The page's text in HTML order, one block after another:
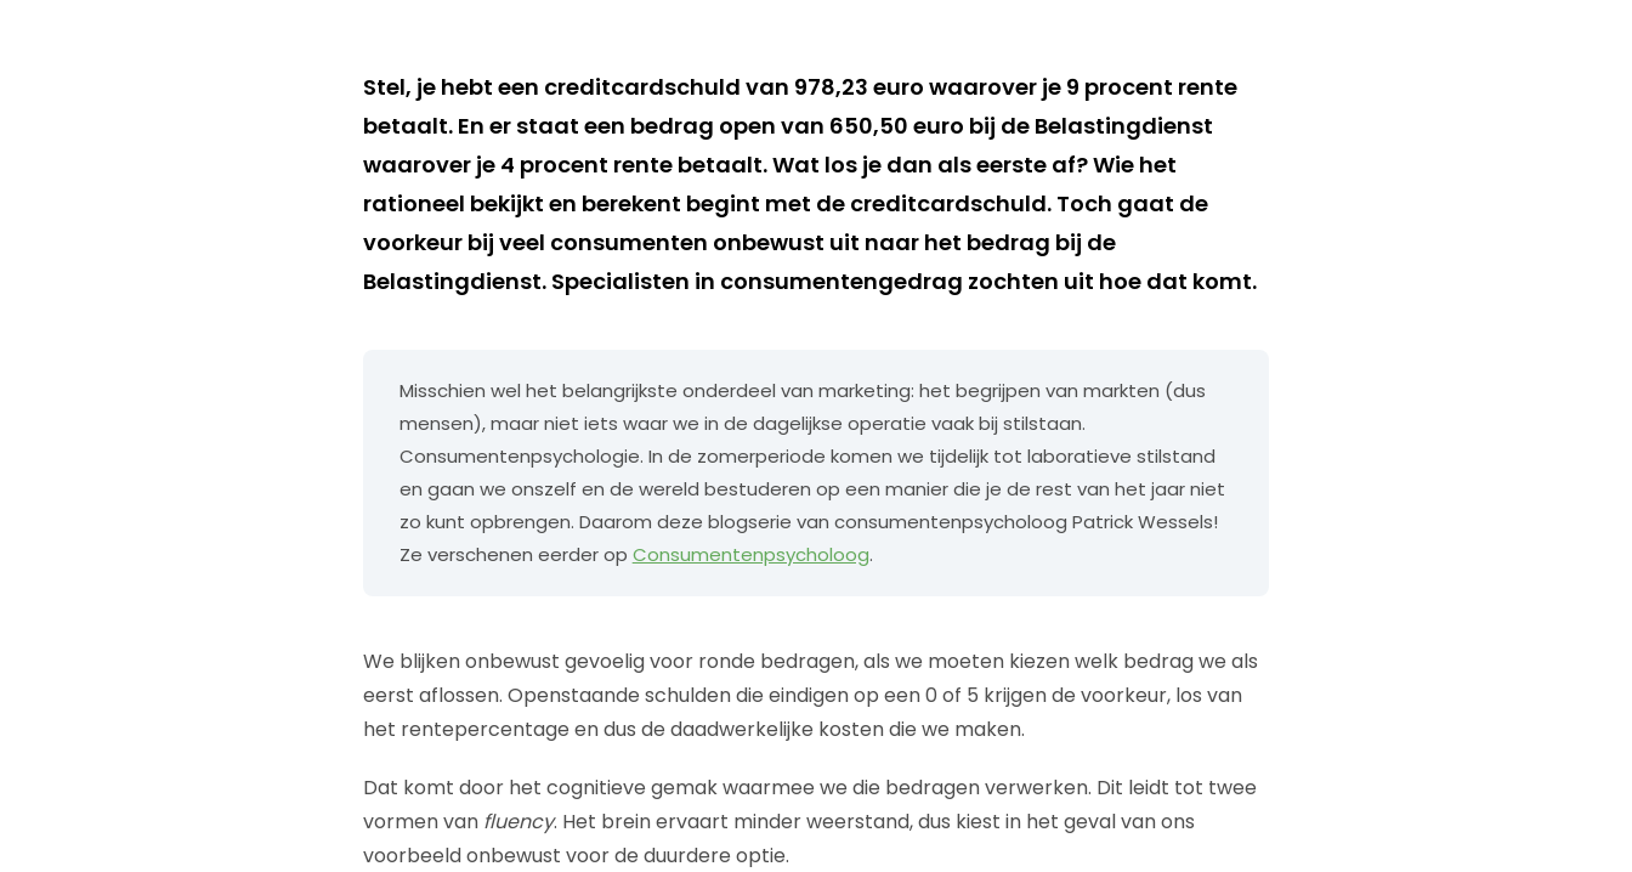
Stel, je hebt een creditcardschuld van 978,23 euro waarover je 9 procent rente
betaalt. En er staat een bedrag open van 650,50 euro bij de Belastingdienst
waarover je 4 procent rente betaalt. Wat los je dan als eerste af? Wie het
rationeel bekijkt en berekent begint met de creditcardschuld. Toch gaat de
voorkeur bij veel consumenten onbewust uit naar het bedrag bij de
Belastingdienst. Specialisten in consumentengedrag zochten uit hoe dat komt.
Misschien wel het belangrijkste onderdeel van marketing: het begrijpen van markten (dus
mensen), maar niet iets waar we in de dagelijkse operatie vaak bij stilstaan.
Consumentenpsychologie. In de zomerperiode komen we tijdelijk tot laboratieve stilstand
en gaan we onszelf en de wereld bestuderen op een manier die je de rest van het jaar niet
zo kunt opbrengen. Daarom deze blogserie van consumentenpsycholoog Patrick Wessels!
Ze verschenen eerder op Consumentenpsycholoog.
We blijken onbewust gevoelig voor ronde bedragen, als we moeten kiezen welk bedrag we als
eerst aflossen. Openstaande schulden die eindigen op een 0 of 5 krijgen de voorkeur, los van
het rentepercentage en dus de daadwerkelijke kosten die we maken.
Dat komt door het cognitieve gemak waarmee we die bedragen verwerken. Dit leidt tot twee
vormen van fluency. Het brein ervaart minder weerstand, dus kiest in het geval van ons
voorbeeld onbewust voor de duurdere optie.